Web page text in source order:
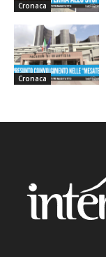
Cronaca
Cronaca